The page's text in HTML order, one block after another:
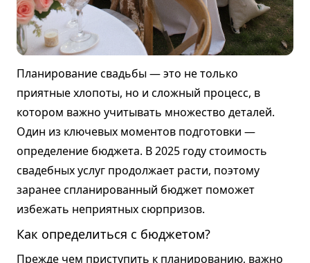
Планирование свадьбы — это не только
приятные хлопоты, но и сложный процесс, в
котором важно учитывать множество деталей.
Один из ключевых моментов подготовки —
определение бюджета. В 2025 году стоимость
свадебных услуг продолжает расти, поэтому
заранее спланированный бюджет поможет
избежать неприятных сюрпризов.
Как определиться с бюджетом?
Прежде чем приступить к планированию, важно